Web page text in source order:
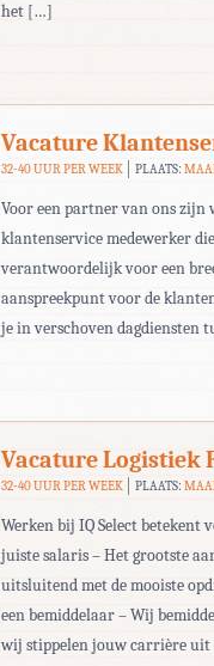
het […]
Vacature
32-40 UUR PER WEEK PLAATS:
Voor een partner van ons zijn
klantenservice medewerker
verantwoordelijk voor een
aanspreekpunt voor de
je in verschoven dagdiensten
Vacature Logistiek
32-40 UUR PER WEEK PLAATS:
Werken bij IQ Select
juiste salaris – Het grootste
uitsluitend met de mooiste
een bemiddelaar – Wij
wij stippelen jouw carrière uit